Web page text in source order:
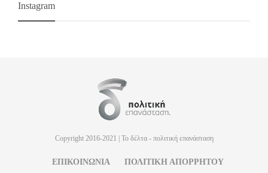
Instagram
Copyright 2016-2021 | Το δέλτα - πολιτική επανάσταση
ΕΠΙΚΟΙΝΩΝΙΑ ΠΟΛΙΤΙΚΗ ΑΠΟΡΡΗΤΟΥ